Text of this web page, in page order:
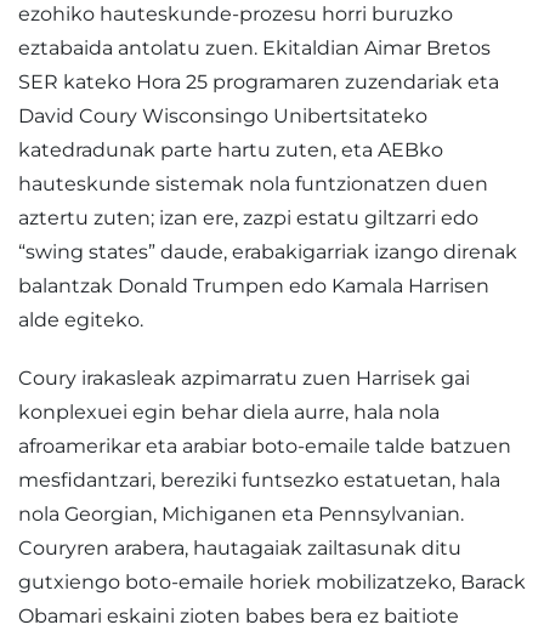
ezohiko hauteskunde-prozesu horri buruzko
eztabaida antolatu zuen. Ekitaldian Aimar Bretos
SER kateko Hora 25 programaren zuzendariak eta
David Coury Wisconsingo Unibertsitateko
katedradunak parte hartu zuten, eta AEBko
hauteskunde sistemak nola funtzionatzen duen
aztertu zuten; izan ere, zazpi estatu giltzarri edo
“swing states” daude, erabakigarriak izango direnak
balantzak Donald Trumpen edo Kamala Harrisen
alde egiteko.
Coury irakasleak azpimarratu zuen Harrisek gai
konplexuei egin behar diela aurre, hala nola
afroamerikar eta arabiar boto-emaile talde batzuen
mesfidantzari, bereziki funtsezko estatuetan, hala
nola Georgian, Michiganen eta Pennsylvanian.
Couryren arabera, hautagaiak zailtasunak ditu
gutxiengo boto-emaile horiek mobilizatzeko, Barack
Obamari eskaini zioten babes bera ez baitiote